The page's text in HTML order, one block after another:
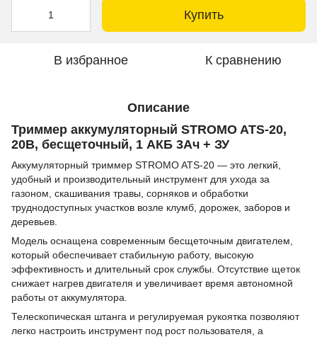
Купить
В избранное К сравнению
Описание
Триммер аккумуляторный STROMO ATS-20,
20В, бесщеточный, 1 АКБ 3Ач + ЗУ
Аккумуляторный триммер STROMO ATS-20 — это легкий,
удобный и производительный инструмент для ухода за
газоном, скашивания травы, сорняков и обработки
труднодоступных участков возле клумб, дорожек, заборов и
деревьев.
Модель оснащена современным бесщеточным двигателем,
который обеспечивает стабильную работу, высокую
эффективность и длительный срок службы. Отсутствие щеток
снижает нагрев двигателя и увеличивает время автономной
работы от аккумулятора.
Телескопическая штанга и регулируемая рукоятка позволяют
легко настроить инструмент под рост пользователя, а